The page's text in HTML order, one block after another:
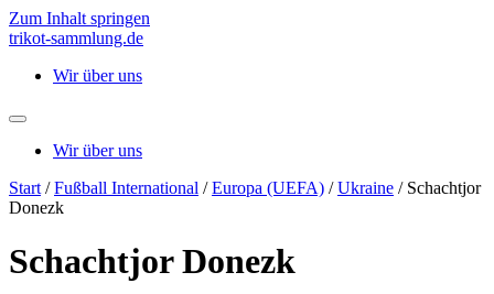
Zum Inhalt springen
trikot-sammlung.de
Wir über uns
Wir über uns
Start /Fußball International /Europa (UEFA) /Ukraine / Schachtjor
Donezk
Schachtjor Donezk